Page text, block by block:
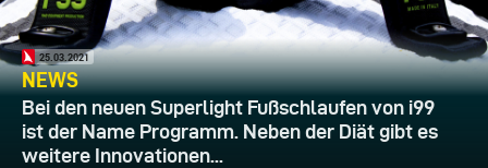
25.03.2021
NEWS
Bei den neuen Superlight Fußschlaufen von i99
ist der Name Programm. Neben der Diät gibt es
weitere Innovationen...